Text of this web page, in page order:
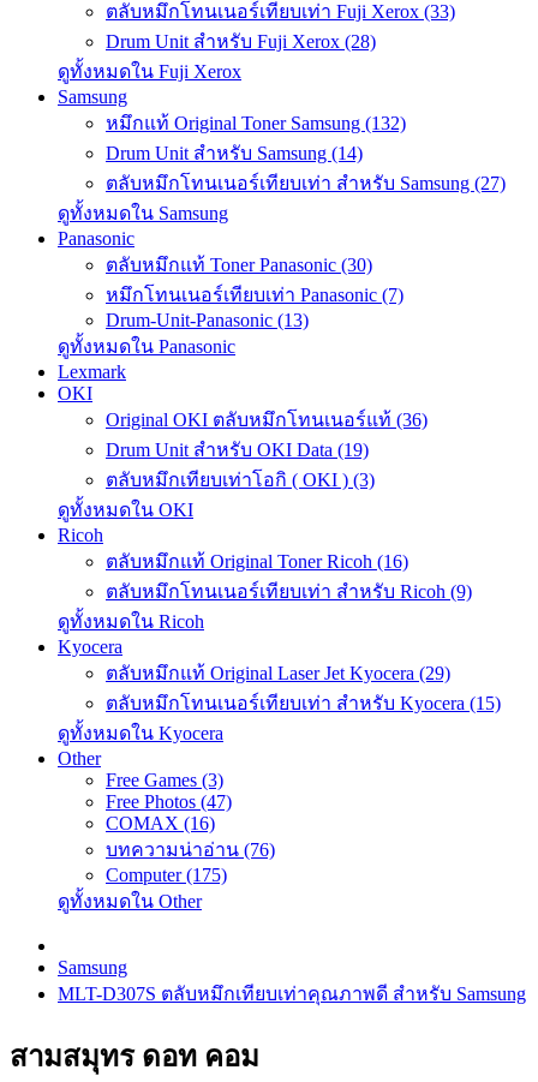
ตลับหมึกโทนเนอร์เทียบเท่า Fuji Xerox (33)
Drum Unit สำหรับ Fuji Xerox (28)
ดูทั้งหมดใน Fuji Xerox
Samsung
หมึกแท้ Original Toner Samsung (132)
Drum Unit สำหรับ Samsung (14)
ตลับหมึกโทนเนอร์เทียบเท่า สำหรับ Samsung (27)
ดูทั้งหมดใน Samsung
Panasonic
ตลับหมึกแท้ Toner Panasonic (30)
หมึกโทนเนอร์เทียบเท่า Panasonic (7)
Drum-Unit-Panasonic (13)
ดูทั้งหมดใน Panasonic
Lexmark
OKI
Original OKI ตลับหมึกโทนเนอร์แท้ (36)
Drum Unit สำหรับ OKI Data (19)
ตลับหมึกเทียบเท่าโอกิ ( OKI ) (3)
ดูทั้งหมดใน OKI
Ricoh
ตลับหมึกแท้ Original Toner Ricoh (16)
ตลับหมึกโทนเนอร์เทียบเท่า สำหรับ Ricoh (9)
ดูทั้งหมดใน Ricoh
Kyocera
ตลับหมึกแท้ Original Laser Jet Kyocera (29)
ตลับหมึกโทนเนอร์เทียบเท่า สำหรับ Kyocera (15)
ดูทั้งหมดใน Kyocera
Other
Free Games (3)
Free Photos (47)
COMAX (16)
บทความน่าอ่าน (76)
Computer (175)
ดูทั้งหมดใน Other
Samsung
MLT-D307S ตลับหมึกเทียบเท่าคุณภาพดี สำหรับ Samsung
สามสมุทร ดอท คอม